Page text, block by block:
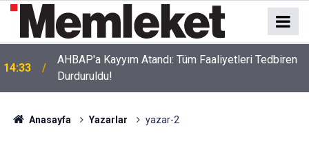
14:31
Espressolab'ın "Ömür Boyu Bedava Kahve" Ödülü
Sahibini Buldu!
Anasayfa Yazarlar yazar-2